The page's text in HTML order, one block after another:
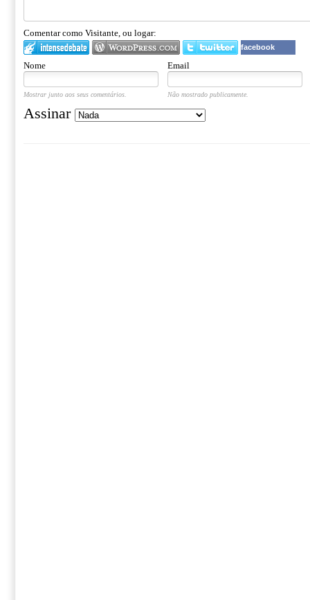
Comentar como Visitante, ou logar:
facebook
Nome Email
Mostrar junto aos seus comentários. Não mostrado publicamente.
Assinar